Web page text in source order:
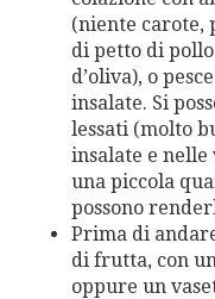
(niente carote,
di petto di
d’oliva), o
insalate. Si
lessati (molto
insalate e
una piccola
possono
Prima di
di frutta, con
oppure un